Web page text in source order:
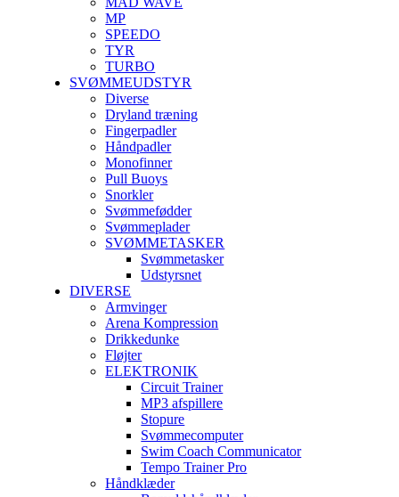
MP
SPEEDO
TYR
TURBO
SVØMMEUDSTYR
Diverse
Dryland træning
Fingerpadler
Håndpadler
Monofinner
Pull Buoys
Snorkler
Svømmefødder
Svømmeplader
SVØMMETASKER
Svømmetasker
Udstyrsnet
DIVERSE
Armvinger
Arena Kompression
Drikkedunke
Fløjter
ELEKTRONIK
Circuit Trainer
MP3 afspillere
Stopure
Svømmecomputer
Swim Coach Communicator
Tempo Trainer Pro
Håndklæder